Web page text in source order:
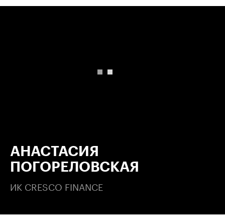
АНАСТАСИЯ
ПОГОРЕЛОВСКАЯ
ИК CRESCO FINANCE